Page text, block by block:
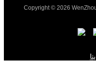
Copyright © 2026